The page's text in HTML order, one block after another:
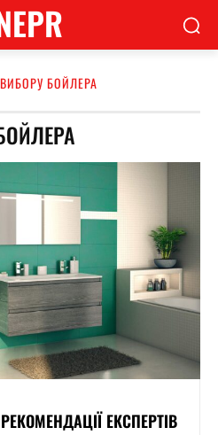
ВИБОРУ БОЙЛЕРА
ЕКСПЕРТІВ